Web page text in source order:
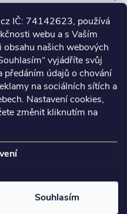
IČ: 74142623, používá
webu a s Vaším
našich webových
vyjádříte svůj
předáním údajů o chování
na sociálních sítích a
Nastavení cookies,
změnit kliknutím na
Souhlasím
cookies